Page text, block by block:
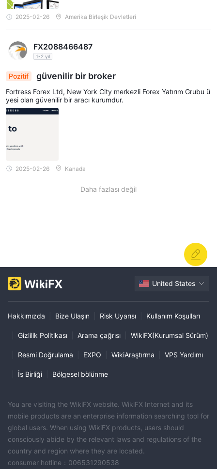
2025-02-26 Amerika Birleşik Devletleri
FX2088466487
1-2 yıl
Pozitif güvenilir bir broker
Fortress Forex Ltd, New York City merkezli Forex Yatırım Grubu ü
yesi olan güvenilir bir aracı kurumdur.
2025-02-26 Kanada
Daha fazlası değil
United States
Hakkımızda Bize Ulaşın Risk Uyarısı Kullanım Koşulları
Gizlilik Politikası Arama çağrısı WikiFX(Kurumsal Sürüm)
Resmi Doğrulama EXPO WikiAraştırma VPS Yardımı
İş Birliği Bölgesel bölünme
You are visiting the WikiFX website. WikiFX Internet and its
mobile products are an enterprise information searching tool for
global users. When using WikiFX products, users should
consciously abide by the relevant laws and regulations of the
country and region where they are located.
consumer hotline：006531290538